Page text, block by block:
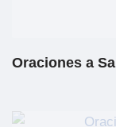
Oraciones a